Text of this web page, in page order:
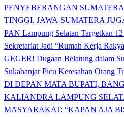
PENYEBERANGAN
TINGGI, JAWA-SUMATERA
PAN Lampung Selatan Targetkan
Sekretariat Jadi “Rumah Kerja
GEGER! Dugaan Belatung dalam
Sukabanjar Picu Keresahan Orang
DI DEPAN MATA BUPATI,
KALIANDRA LAMPUNG
MASYARAKAT: “KAPAN AJA